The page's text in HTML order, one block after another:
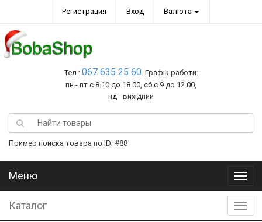
Регистрация Вход Валюта
Тел.: 067 635 25 60. Графік работи:
пн - пт с 8.10 до 18.00, сб с 9 до 12.00,
нд - вихідний
Пример поиска товара по ID: #88
Меню
Меню
Каталог